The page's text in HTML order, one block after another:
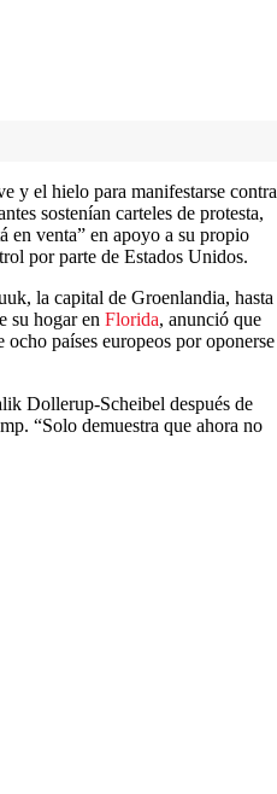
y el hielo para manifestarse contra
sostenían carteles de protesta,
en venta” en apoyo a su propio
por parte de Estados Unidos.
la capital de Groenlandia, hasta
su hogar en Florida, anunció que
países europeos por oponerse
Dollerup-Scheibel después de
“Solo demuestra que ahora no